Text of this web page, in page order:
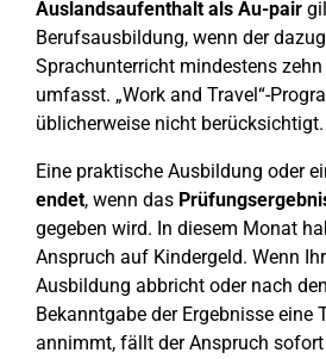
Auslandsaufenthalt als Au-pair
Berufsausbildung, wenn der
Sprachunterricht mindestens
umfasst. „Work and Travel“-
üblicherweise nicht berücksichtigt.
Eine praktische Ausbildung oder
endet, wenn das
gegeben wird. In diesem Monat
Anspruch auf Kindergeld. Wenn
Ausbildung abbricht oder nach
Bekanntgabe der Ergebnisse eine
annimmt, fällt der Anspruch sofort